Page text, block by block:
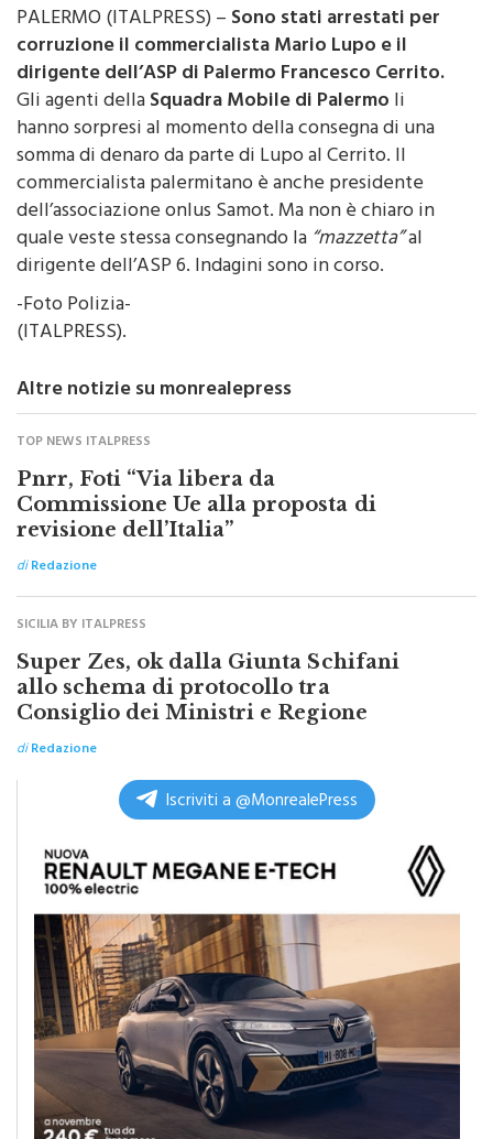
PALERMO (ITALPRESS) –Sono stati arrestati per
corruzione il commercialista Mario Lupo e il
dirigente dell’ASP di Palermo Francesco Cerrito.
Gli agenti dellaSquadra Mobile di Palermoli
hanno sorpresi al momento della consegna di una
somma di denaro da parte di Lupo al Cerrito. Il
commercialista palermitano è anche presidente
dell’associazione onlus Samot. Ma non è chiaro in
quale veste stessa consegnando la“mazzetta”al
dirigente dell’ASP 6. Indagini sono in corso.
-Foto Polizia-
(ITALPRESS).
Altre notizie su monrealepress
TOP NEWS ITALPRESS
Pnrr, Foti “Via libera da
Commissione Ue alla proposta di
revisione dell’Italia”
diRedazione
SICILIA BY ITALPRESS
Super Zes, ok dalla Giunta Schifani
allo schema di protocollo tra
Consiglio dei Ministri e Regione
diRedazione
Iscriviti a @MonrealePress